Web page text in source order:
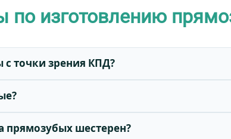
по изготовлению
точки зрения КПД?
прямозубых шестерен?